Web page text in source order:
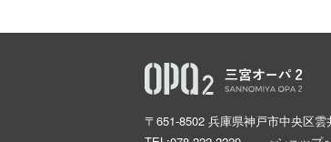
〒651-8502 兵庫県神戸市中央区雲